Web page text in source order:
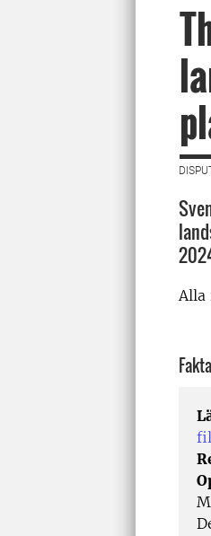
Alla
Fakta